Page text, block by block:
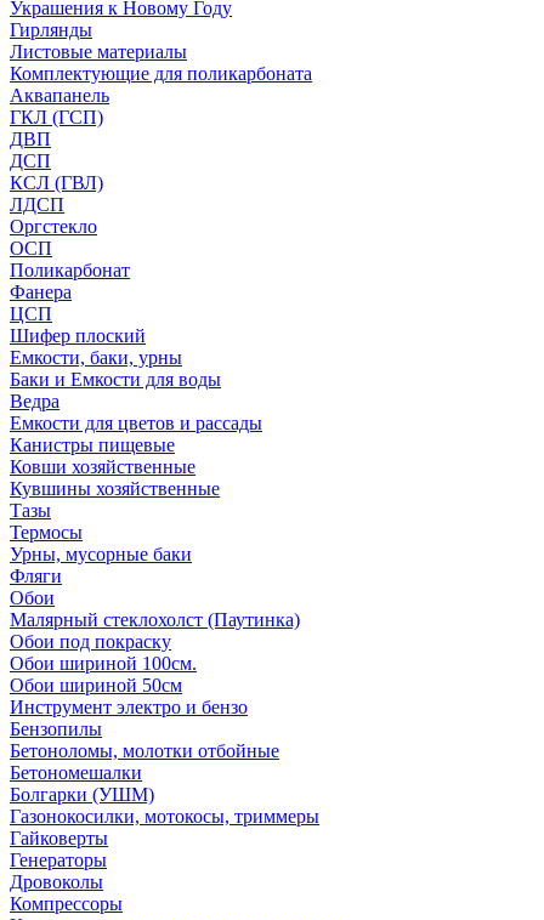
Украшения к Новому Году
Гирлянды
Листовые материалы
Комплектующие для поликарбоната
Аквапанель
ГКЛ (ГСП)
ДВП
ДСП
КСЛ (ГВЛ)
ЛДСП
Оргстекло
ОСП
Поликарбонат
Фанера
ЦСП
Шифер плоский
Емкости, баки, урны
Баки и Емкости для воды
Ведра
Емкости для цветов и рассады
Канистры пищевые
Ковши хозяйственные
Кувшины хозяйственные
Тазы
Термосы
Урны, мусорные баки
Фляги
Обои
Малярный стеклохолст (Паутинка)
Обои под покраску
Обои шириной 100см.
Обои шириной 50см
Инструмент электро и бензо
Бензопилы
Бетоноломы, молотки отбойные
Бетономешалки
Болгарки (УШМ)
Газонокосилки, мотокосы, триммеры
Гайковерты
Генераторы
Дровоколы
Компрессоры